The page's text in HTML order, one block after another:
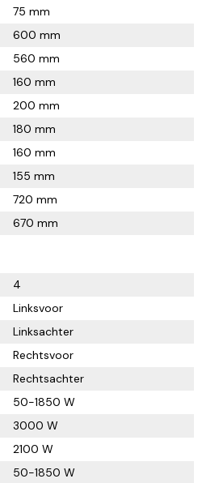
75 mm
600 mm
560 mm
160 mm
200 mm
180 mm
160 mm
155 mm
720 mm
670 mm
4
Linksvoor
Linksachter
Rechtsvoor
Rechtsachter
50-1850 W
3000 W
2100 W
50-1850 W